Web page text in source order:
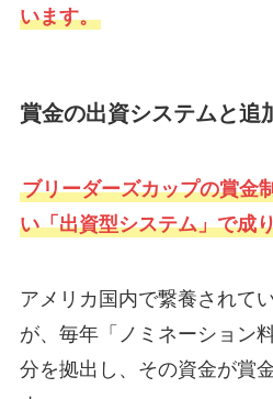
います。
賞金の出資システムと追
ブリーダーズカップの賞金
い「出資型システム」で成
アメリカ国内で繋養されて
が、毎年「ノミネーション
分を拠出し、その資金が賞